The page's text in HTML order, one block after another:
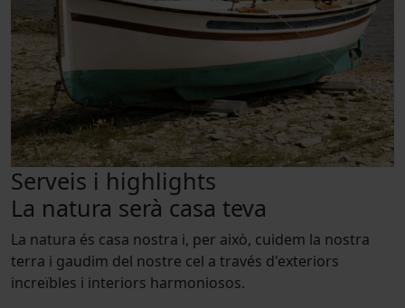
Serveis i highlights
La natura serà casa teva
La natura és casa nostra i, per això, cuidem la nostra
terra i gaudim del nostre cel a través d'exteriors
increïbles i interiors harmoniosos.